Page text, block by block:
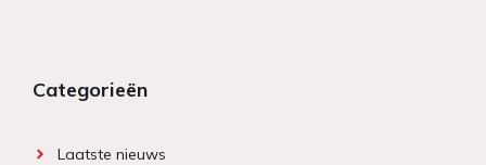
Categorieën
Laatste nieuws